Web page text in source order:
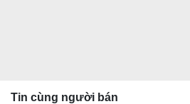
Tin cùng người bán